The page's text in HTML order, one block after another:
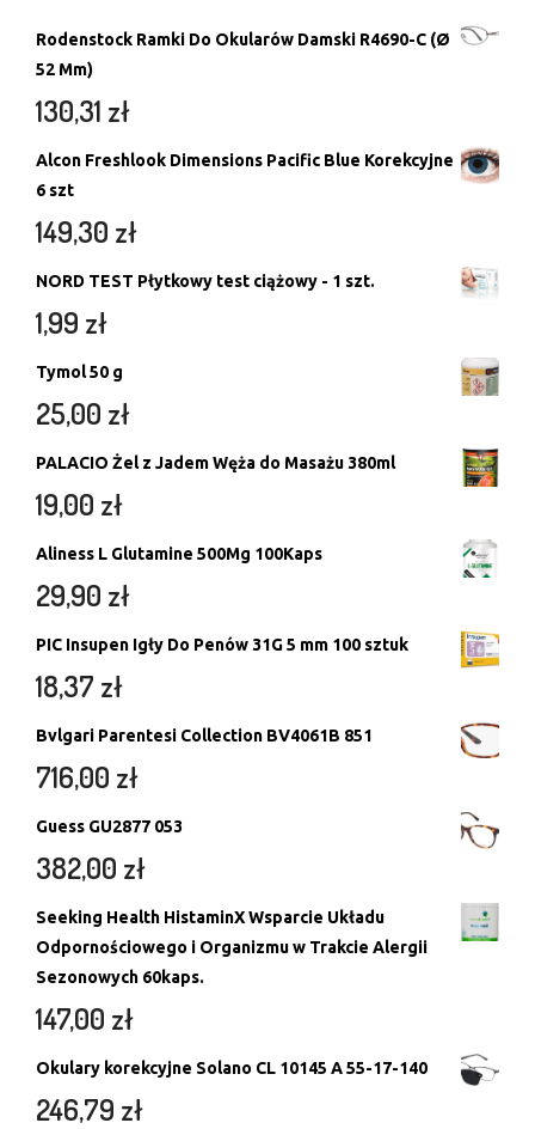
Rodenstock Ramki Do Okularów Damski R4690-C (Ø
52 Mm)
130,31 zł
Alcon Freshlook Dimensions Pacific Blue Korekcyjne
6 szt
149,30 zł
NORD TEST Płytkowy test ciążowy - 1 szt.
1,99 zł
Tymol 50 g
25,00 zł
PALACIO Żel z Jadem Węża do Masażu 380ml
19,00 zł
Aliness L Glutamine 500Mg 100Kaps
29,90 zł
PIC Insupen Igły Do Penów 31G 5 mm 100 sztuk
18,37 zł
Bvlgari Parentesi Collection BV4061B 851
716,00 zł
Guess GU2877 053
382,00 zł
Seeking Health HistaminX Wsparcie Układu
Odpornościowego i Organizmu w Trakcie Alergii
Sezonowych 60kaps.
147,00 zł
Okulary korekcyjne Solano CL 10145 A 55-17-140
246,79 zł